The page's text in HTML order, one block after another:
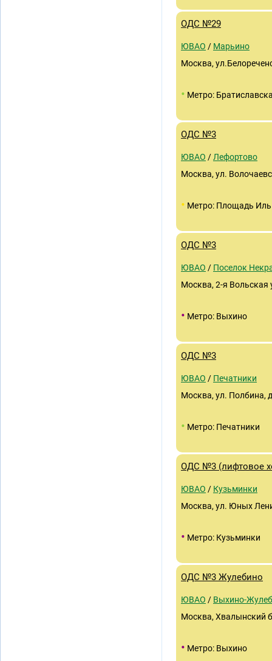
ОДС №29
ЮВАО / Марьино
Москва,
• Метро:
ОДС №3
ЮВАО / Лефортово
Москва, ул.
• Метро: Площадь
ОДС №3
ЮВАО / Поселок
Москва, 2-я Вольская
• Метро: Выхино
ОДС №3
ЮВАО / Печатники
Москва, ул. Полбина,
• Метро: Печатники
ОДС №3 (лифтовое
ЮВАО / Кузьминки
Москва, ул. Юных
• Метро: Кузьминки
ОДС №3 Жулебино
ЮВАО / Выхино-
Москва, Хвалынский
• Метро: Выхино